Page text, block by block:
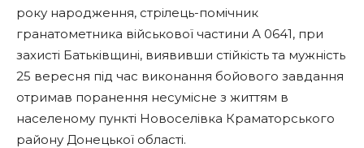
року народження, стрілець-помічник
гранатометника військової частини А 0641, при
захисті Батьківщині, виявивши стійкість та мужність
25 вересня під час виконання бойового завдання
отримав поранення несумісне з життям в
населеному пункті Новоселівка Краматорського
району Донецької області.